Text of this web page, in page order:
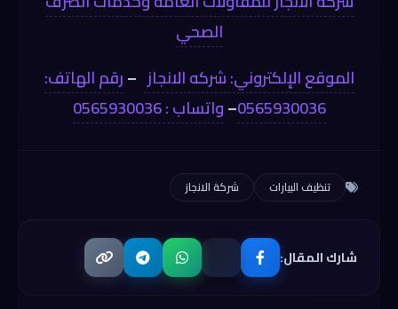
الصحي
الموقع الإلكتروني: شركه الانجاز –رقم الهاتف:
0565930036
–واتساب : 0565930036
تنظيف البيارات شركة الانجاز
شارك المقال: